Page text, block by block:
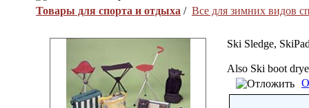
Товары для спорта и отдыха / Все для зимних видов
Ski Sledge,
Also Ski boot